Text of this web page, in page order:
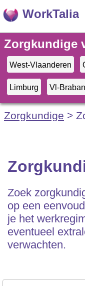
WorkTalia
Zorgkundige
West-Vlaanderen
Limburg Vl-
Zorgkundige >
Zoek
op een
je het
eventueel
verwachten.